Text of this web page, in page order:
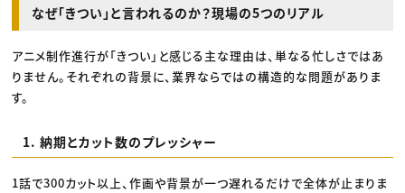
なぜ「きつい」と言われるのか？現場の5つのリアル
アニメ制作進行が「きつい」と感じる主な理由は、単なる忙しさではあ
りません。それぞれの背景に、業界ならではの構造的な問題がありま
す。
1. 納期とカット数のプレッシャー
1話で300カット以上、作画や背景が一つ遅れるだけで全体が止まりま